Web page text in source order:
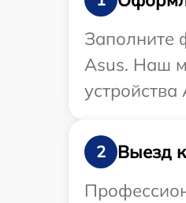
Заполните
Asus. Наш
устройства
2
Выезд